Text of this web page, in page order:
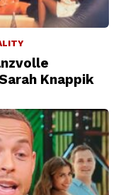
Knappik